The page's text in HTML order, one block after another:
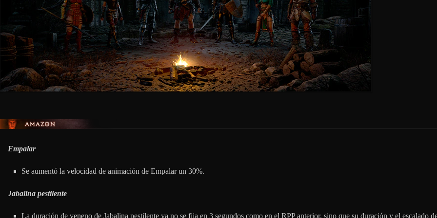
AMAZONA
Empalar
Se aumentó la velocidad de animación de Empalar un 30%.
Jabalina pestilente
La duración de veneno de Jabalina pestilente ya no se fija en 3 segundos como en el RPP anterior, sino que su duración y el escalado